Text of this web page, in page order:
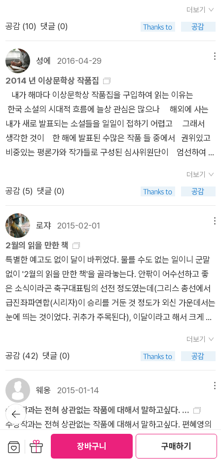
장바구니 구매하기
이 있다.저자가 그것을 이야기하려는 것은 아닐까 하는 개인적인
생각이 든다.
(재수록) 못하게 한 줄은 이제야 알았는데(아니, 그 문구가 편집
자의 실수로 들어갔다니!!! 이 변명이 더 슬프다!!!) 참 안타까운 일
상이 <이상문학상>이었다.결국 못 받았고 이제는 줘도 흥~이게
되어버렸다. 나의 단발머리도 윤기가 없고 그저 세지 않은 것, 빠
지 않은 것을 감사해야 할 처지. '그 소녀 데려간 세월이~~~~'
무엇이 문제인가. 시간은 흐르는데, 나이는 먹는데, 저 변함없는
도도함이 문제인 것이다. 흐르는 시간 속에서 변함없음은 결국 퇴
행/퇴보를 말한다. '숭고미'가 '추'로 바뀌는 데 몇 년 안 걸렸다.
저러다가 이럴 줄 알았지. * 차라리 아주 조현병이나 치매나 그
수준의 질환으로 넘어갔으면 모를까, 그 직전의 상태가 참 무서운
것 같다. 정상과 비정상의 애매한 경계 말이다. 특히, 중증(주로
정신) 질환에 인식 거부증까지(용어를 까먹음-_-;;) 들러붙으면
사태는 정말 심각해진다. '**야, 너 그 약을 매일 매일 꼬박꼬박
먹어라. 그래야 앞으로 더 큰 실수를 막을 수 있다.' 아버지의 유
산-연금을 받기 위해 최근에 정신장애등급까지 받은 (왕년에는
정말 명민했던!) 한 사촌 오빠에게 큰엄마가 해준 충고였다. '완
치'는, 물론, 없다!ㅠㅠ '그래야 병이 낫는다~' 이런 건 없다는 말
이다. 백모의 충고는 '더 큰 실수를 막을 수 있다'는 것이다. 이렇
게 이미 진단되고 인지된, 그래서 열심히 치료-관리 중인 질환보
다 더 무서운 것이, 강조하건대, '의증-경계' 단계의 질환이다. 본
인이 '노망' 든 줄 모른 채 여전히 '왕년'을 외치며 기세등등 굴며
게, 심지어 소아청소년(자식들)에게 하고 있는지도 모르겠다.
나 끼치지 말자. 출판사든, 문학상이든, 사람-개인이든 망하는 건
한 순간이다.
을 느꼈다 . 아침이 왔다 .그는 멀쩡했다 . 아내도 멀쩡했고 딸도
그러했다 .딸은 거실에서 텔레비전을 보았다 . 짤막한 뉴스를 제
외하고는 모두 재방송이었다 . (p . 164 )ㅡ고통처럼 슬픔도 저
홀로 느끼는 통각 중 하나인 걸처음 알았다 . ...젠장 ,
더보기
공감 (10) 댓글 (0)
성에 2016-04-29
2014 년 이상문학상 작품집
내가 해마다 이상문학상 작품집을 구입하여 읽는 이유는
한국 소설의 시대적 흐름에 늘상 관심은 많으나 해외에 사는
내가 새로 발표되는 소설들을 일일이 접하기 어렵고 그래서
생각한 것이 한 해에 발표된 수많은 작품 들 중에서 권위있고
비중있는 평론가와 작가들로 구성된 심사위원단이 엄선하여 그
이다. 즐거운 기대를 갖고 한 편,한 편 읽는 것이 즐거웠고 내 느
낀 점을 심사평과 비교하며 음미하는 것도 설레는 기쁨이었다.
이에는 엄밀하게 심사위원들에 대한 신뢰와 주체 측 문학사상사
에 에 대한 평소 호감이나 믿음도 전제로 함은 물론이다. 2014
년도 대상 수상작 ( 편혜영 : 몬순 ) 대실망이다. 2013 년 출판
된 미국의 신예작가 < 줌파 라히리 >의 ' 축복받은 집 ' 중 단편소
설 < 일시적인 문제 >의 내용과 흡사하기 때문이다. 첫 째,일시
정전 중 일어나는 둘 째, 한 삭막한 젊은 부부의 애증과 불신 셋
째, 핵심 문제는 둘 사이의 어린 아기의 쥭음 이 세 가지가 같은
소재인 것이다. 하나 틀린건 불신과 미망이 풀리지 않은 모호한
< 몬순 >의 결말과 상호 대화를 통한 이해와 공감, 용서와 화해
로 물꼬를 트는 < 일시적인 문제 >. 굳이 비교하자면 줌파 라히
리의 솜씨가 산뜻하고 따뜻하다. 심사위원들의 다양한 소감도 읽
들의 리뷰나 평을 찾아 보았으나 나 같은 딴지는 전혀 보이지 않
아 의아하고 그리고 미심쩍었다. 문학사상사나 선정 심사위원들
은 정말 이런 점보를 모르는 것일까. 그런 나에게 큰 위안을 주는
작품이 있었다. < 조혜진 ' 빛의 호위 ' > 제목을 보며 상큼하고
환한 느낌이 페퍼민트 향처럼 가슴을 열어 준다. 내용을 읽어 보
니 언젠가 읽었던 작품이다. 그 때도 멍때리는 여운이 길게 남아
더보기
공감 (5) 댓글 (0)
로쟈2015-02-01
2월의 읽을 만한 책
특별한 예고도 없이 달이 바뀌었다. 물를 수도 없는 일이니 군말
없이 '2월의 읽을 만한 책'을 골라놓는다. 안팎이 어수선하고 좋
은 소식이라곤 축구대표팀의 선전 정도였는데(그리스 총선에서
급진좌파연합(시리자)이 승리를 거둔 것 정도가 외신 가운데서는
눈에 띄는 것이었다. 귀추가 주목된다), 이달이라고 해서 크게 기
일정이겠다... 1. 문학예술 문학 분야의 책으론 올해 이상문학상
작품집을 읽어봐도 좋겠다. 김숨의 <뿌리 이야기>가 대상 수상
작이다. 최근 3년간 수상자가 김애란, 편혜영, 김숨이다. 어느 정
도는 예측도 가능한 리스트이긴 한데, 남성 작가들의 분발(?)이
필요해 보인다. 박완서 산문 전집과 황석영의 한국 명단편 시리
즈도 문학독자들의 독서욕을 자극하는 책들이지만 분량상 여기
서는 거명하지 않는다. 대신에 시집들을 고른다. 재간본 시리즈인
'문학과지성 시인선 R'의 신간으로 황지우의 <나는 너다>, 이민
하의 <환상수족>, 신영배의 <기억이동장치>, 세 권이 최근에
더보기
공감 (42) 댓글 (0)
웨옹 2015-01-14
수상작과는 전혀 상관없는 작품에 대해서 말하고싶다. ...
수상작과는 전혀 상관없는 작품에 대해서 말하고싶다. 편혜영의
<몬순>이 대상으로 뽑혔던 작년도 이상 문학상 작품집을 읽으
면서 이미 한 번 읽은 작품이었다. 정확히 작년의 3월 께였던 것
뒤로가
기